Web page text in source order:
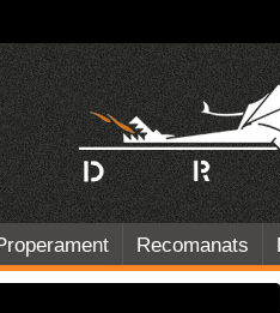
Recomanats